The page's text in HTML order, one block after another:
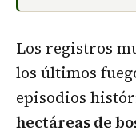
Los registros
los últimos
episodios
hectáreas de